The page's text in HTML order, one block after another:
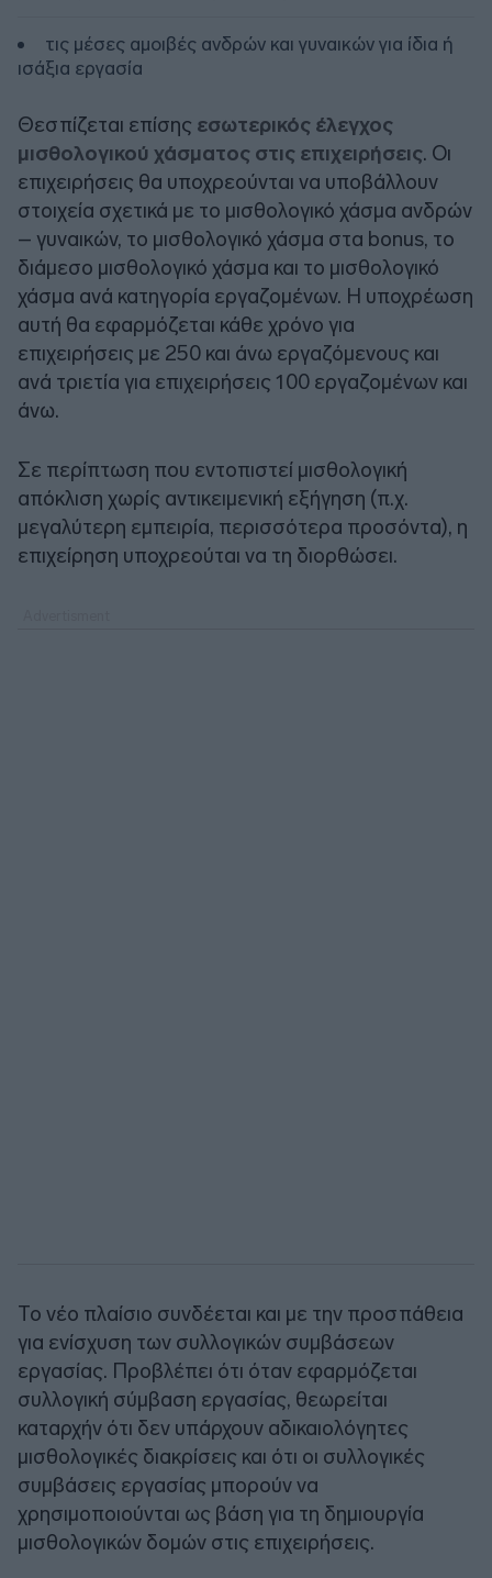
τις μέσες αμοιβές ανδρών και γυναικών για ίδια ή
ισάξια εργασία
Θεσπίζεται επίσης εσωτερικός έλεγχος
μισθολογικού χάσματος στις επιχειρήσεις. Οι
επιχειρήσεις θα υποχρεούνται να υποβάλλουν
στοιχεία σχετικά με το μισθολογικό χάσμα ανδρών
– γυναικών, το μισθολογικό χάσμα στα bonus, το
διάμεσο μισθολογικό χάσμα και το μισθολογικό
χάσμα ανά κατηγορία εργαζομένων. Η υποχρέωση
αυτή θα εφαρμόζεται κάθε χρόνο για
επιχειρήσεις με 250 και άνω εργαζόμενους και
ανά τριετία για επιχειρήσεις 100 εργαζομένων και
άνω.
Σε περίπτωση που εντοπιστεί μισθολογική
απόκλιση χωρίς αντικειμενική εξήγηση (π.χ.
μεγαλύτερη εμπειρία, περισσότερα προσόντα), η
επιχείρηση υποχρεούται να τη διορθώσει.
Το νέο πλαίσιο συνδέεται και με την προσπάθεια
για ενίσχυση των συλλογικών συμβάσεων
εργασίας. Προβλέπει ότι όταν εφαρμόζεται
συλλογική σύμβαση εργασίας, θεωρείται
καταρχήν ότι δεν υπάρχουν αδικαιολόγητες
μισθολογικές διακρίσεις και ότι οι συλλογικές
συμβάσεις εργασίας μπορούν να
χρησιμοποιούνται ως βάση για τη δημιουργία
μισθολογικών δομών στις επιχειρήσεις.